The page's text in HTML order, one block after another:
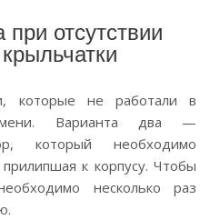
при отсутствии
которые не работали в
Варианта два —
который необходимо
к корпусу. Чтобы
несколько раз